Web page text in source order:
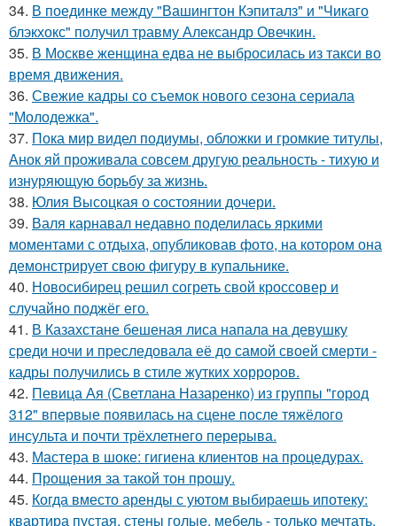
34. В поединке между "Вашингтон Кэпиталз" и "Чикаго
блэкхокс" получил травму Александр Овечкин.
35. В Москве женщина едва не выбросилась из такси во
время движения.
36. Свежие кадры со съемок нового сезона сериала
"Молодежка".
37. Пока мир видел подиумы, обложки и громкие титулы,
Анок яй проживала совсем другую реальность - тихую и
изнуряющую борьбу за жизнь.
38. Юлия Высоцкая о состоянии дочери.
39. Валя карнавал недавно поделилась яркими
моментами с отдыха, опубликовав фото, на котором она
демонстрирует свою фигуру в купальнике.
40. Новосибирец решил согреть свой кроссовер и
случайно поджёг его.
41. В Казахстане бешеная лиса напала на девушку
среди ночи и преследовала её до самой своей смерти -
кадры получились в стиле жутких хорроров.
42. Певица Ая (Светлана Назаренко) из группы "город
312" впервые появилась на сцене после тяжёлого
инсульта и почти трёхлетнего перерыва.
43. Мастера в шоке: гигиена клиентов на процедурах.
44. Прощения за такой тон прошу.
45. Когда вместо аренды с уютом выбираешь ипотеку:
квартира пустая, стены голые, мебель - только мечтать.